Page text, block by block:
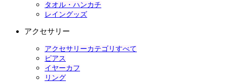
タオル・ハンカチ
レイングッズ
アクセサリー
アクセサリーカテゴリすべて
ピアス
イヤーカフ
リング